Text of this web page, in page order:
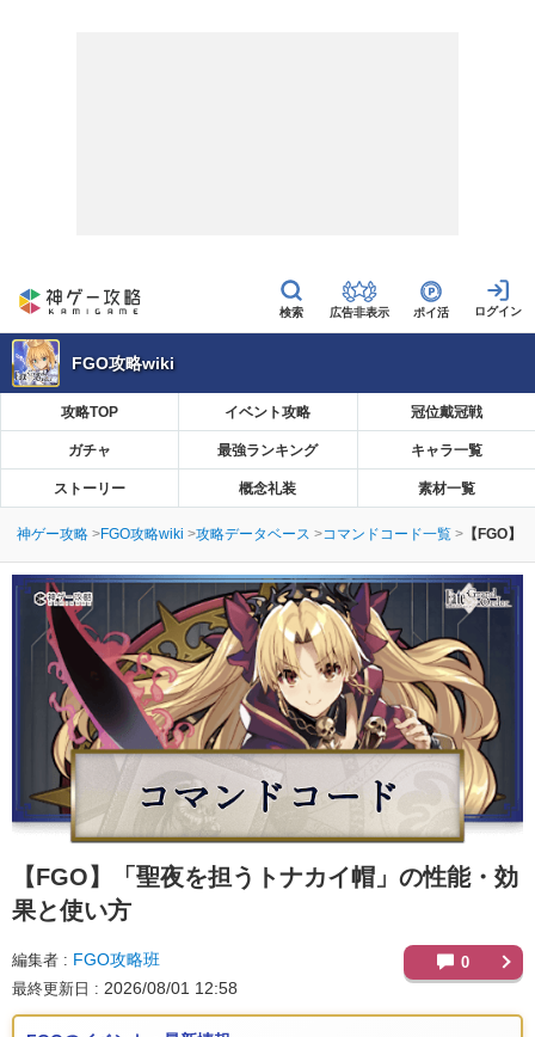
広告非表示 ポイ活
FGO攻略wiki
攻略TOP イベント攻略 冠位戴冠戦
ガチャ 最強ランキング キャラ一覧
ストーリー 概念礼装 素材一覧
神ゲー攻略 FGO攻略wiki 攻略データベース コマンドコード一覧 【FGO】
【FGO】
「聖夜を担うトナカイ帽」の性能・効
果と使い方
編集者 FGO攻略班
最終更新日 2026/08/01 12:58
0